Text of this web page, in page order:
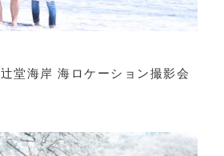
堂海岸 海ロケーション撮影会